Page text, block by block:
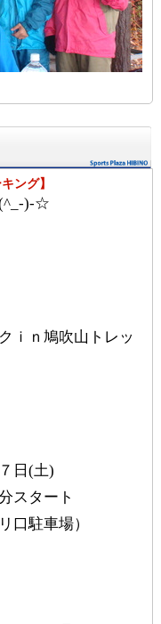
ング】
)-☆
ｉｎ鳩吹山トレッ
日(土)
ート
車場）